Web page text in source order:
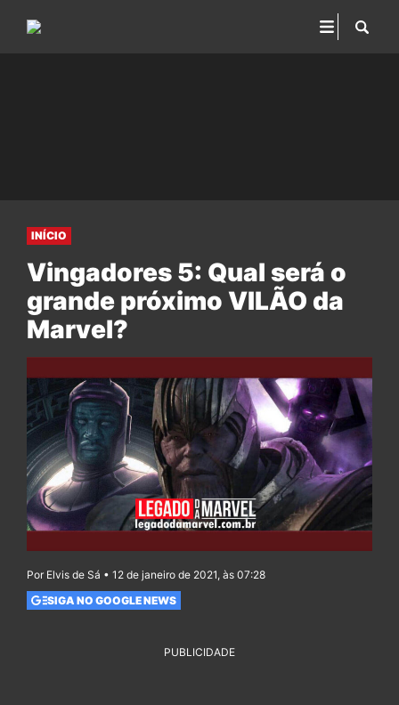
INÍCIO
Vingadores 5: Qual será o
grande próximo VILÃO da
Marvel?
Por Elvis de Sá • 12 de janeiro de 2021, às 07:28
SIGA NO GOOGLE NEWS
PUBLICIDADE